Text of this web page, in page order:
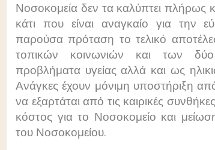
Νοσοκομεία δεν τα καλύπτει πλήρως
κάτι που είναι αναγκαίο για την
παρούσα πρόταση το τελικό
τοπικών κοινωνιών και των
προβλήματα υγείας αλλά και ως
Ανάγκες έχουν μόνιμη υποστήριξη
να εξαρτάται από τις καιρικές
κόστος για το Νοσοκομείο και
του Νοσοκομείου.